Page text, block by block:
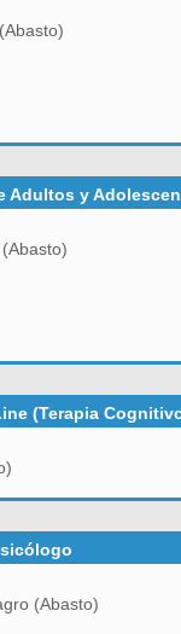
Adultos y
(Terapia
(Abasto)